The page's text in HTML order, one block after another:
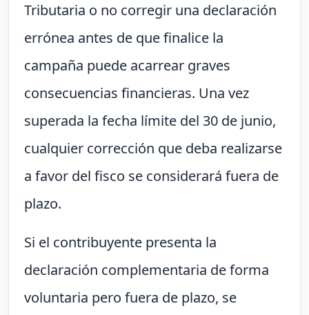
Tributaria o no corregir una declaración
errónea antes de que finalice la
campaña puede acarrear graves
consecuencias financieras. Una vez
superada la fecha límite del 30 de junio,
cualquier corrección que deba realizarse
a favor del fisco se considerará fuera de
plazo.
Si el contribuyente presenta la
declaración complementaria de forma
voluntaria pero fuera de plazo, se